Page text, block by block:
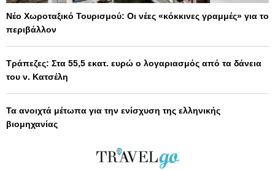
Νέο Χωροταξικό Τουρισμού: Οι νέες «κόκκινες γραμμές» για το
περιβάλλον
Τράπεζες: Στα 55,5 εκατ. ευρώ ο λογαριασμός από τα δάνεια
του ν. Κατσέλη
Τα ανοιχτά μέτωπα για την ενίσχυση της ελληνικής
βιομηχανίας